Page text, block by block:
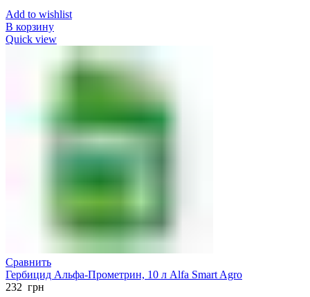
Add to wishlist
В корзину
Quick view
Сравнить
Гербицид Альфа-Прометрин, 10 л Alfa Smart Agro
232 грн